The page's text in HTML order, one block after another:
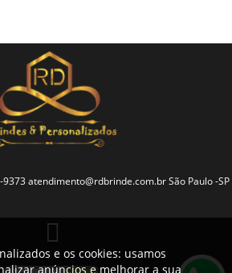
atendimento@rdbrinde.com.br São Paulo -SP
e os cookies: usamos
anúncios e melhorar a sua